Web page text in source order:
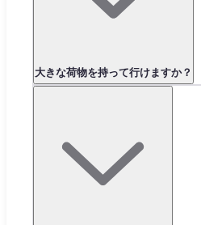
大きな荷物を持って行けますか？